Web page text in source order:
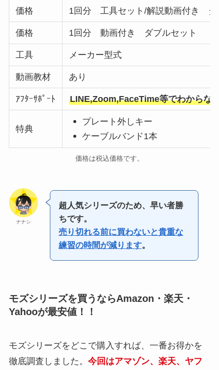
価格 1回分 工具セット/解説動画付き ダ
価格 1回分 動画付き ダブルセット
工具 メーカー型式
動画教材 あり
ｱﾌﾀｰｻﾎﾟｰﾄ LINE,Zoom,FaceTime等でわからな
特典
プレート外しキー
ケーブルバンド1本
価格は税込価格です。
ナナシ
超人気シリーズのため、早い者勝
ちです。
売り切れる前に買わないと貴重な
練習の時間が減ります。
モズシリーズを買うならAmazon・楽天・
Yahooが最安値！！
モズシリーズをどこで購入すれば、一番お得かを
徹底調査しました。 今回はアマゾン、楽天、ヤフ